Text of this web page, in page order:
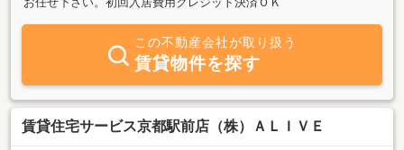
この不動産会社が取り扱う
賃貸物件を探す
賃貸住宅サービス京都駅前店（株）ＡＬＩＶＥ